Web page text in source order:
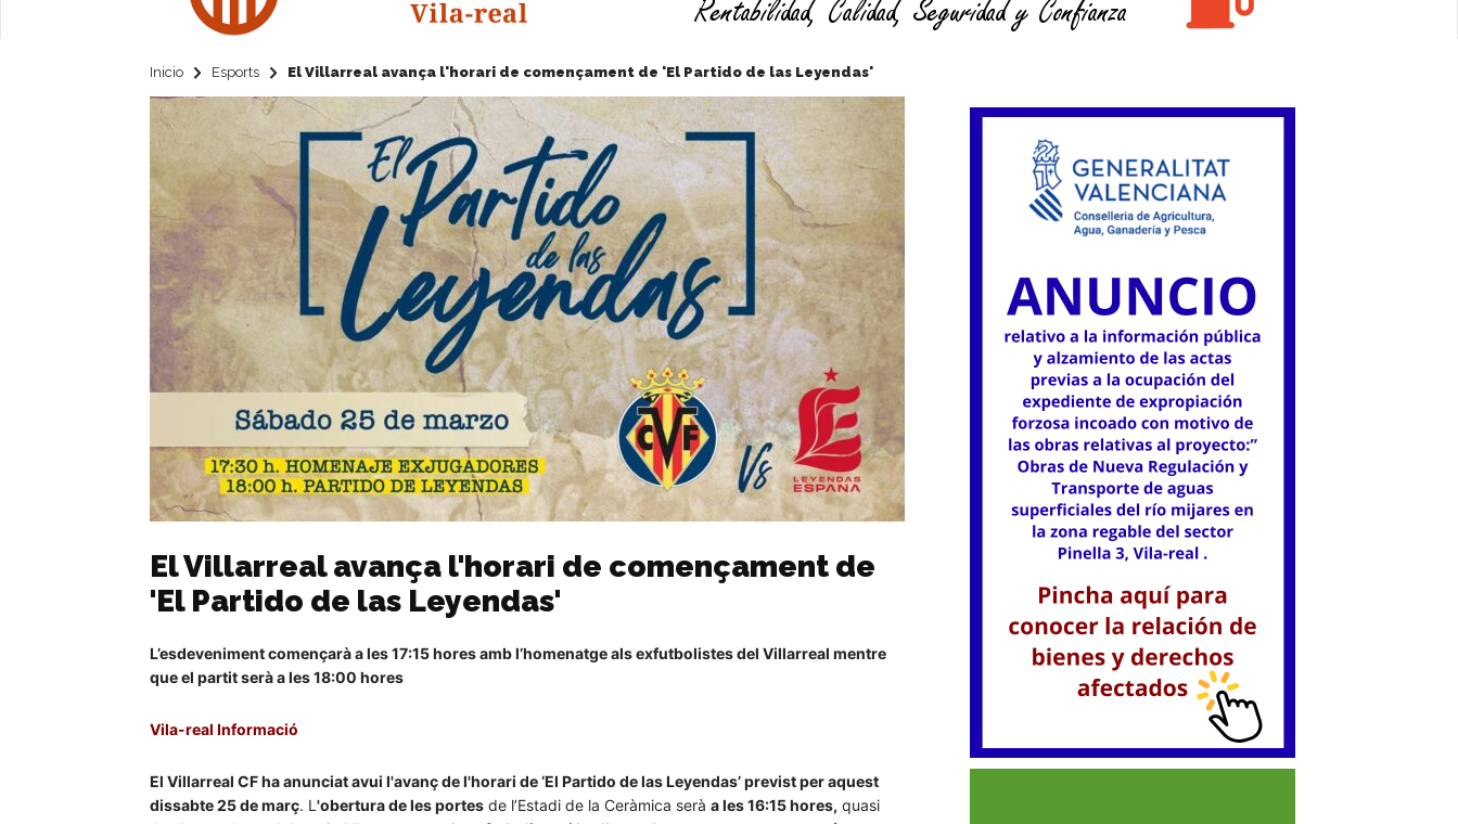
Inicio Esports El Villarreal avança l'horari de començament de 'El Partido de las Leyendas'
El Villarreal avança l'horari de començament de
'El Partido de las Leyendas'
L’esdeveniment començarà a les 17:15 hores amb l’homenatge als exfutbolistes del Villarreal mentre
que el partit serà a les 18:00 hores
Vila-real Informació
El Villarreal CF ha anunciat avui l'avanç de l'horari de ‘El Partido de las Leyendas’ previst per aquest
dissabte 25 de març. L 'obertura de les portes de l’Estadi de la Ceràmica serà a les 16:15 hores, quasi